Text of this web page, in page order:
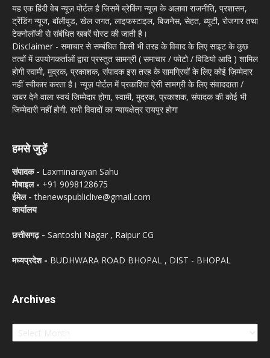
यह एक हिंदी वेब न्यूज़ पोर्टल है जिसमें ब्रेकिंग न्यूज़ के अलावा राजनीति, प्रशासन,
ट्रेंडिंग न्यूज, बॉलीवुड, खेल जगत, लाइफस्टाइल, बिजनेस, सेहत, ब्यूटी, रोजगार तथा
टेक्नोलॉजी से संबंधित खबरें पोस्ट की जाती है।
Disclaimer - समाचार से सम्बंधित किसी भी तरह के विवाद के लिए साइट के कुछ
तत्वों में उपयोगकर्ताओं द्वारा प्रस्तुत सामग्री ( समाचार / फोटो / विडियो आदि ) शामिल
होगी स्वामी, मुद्रक, प्रकाशक, संपादक इस तरह के सामग्रियों के लिए कोई ज़िम्मेदार
नहीं स्वीकार करता है। न्यूज़ पोर्टल में प्रकाशित ऐसी सामग्री के लिए संवाददाता /
खबर देने वाला स्वयं जिम्मेदार होगा, स्वामी, मुद्रक, प्रकाशक, संपादक की कोई भी
जिम्मेदारी नहीं होगी. सभी विवादों का न्यायक्षेत्र रायपुर होगा
हमसे जुड़ें
संपादक - Laxminarayan Sahu
मोबाइल - +91 9098128675
ईमेल - thenewspubliclive@gmail.com
कार्यालय
छत्तीसगढ़ - Santoshi Nagar , Raipur CG
मध्यप्रदेश - BUDHWARA ROAD BHOPAL , DIST - BHOPAL
Archives
Archives